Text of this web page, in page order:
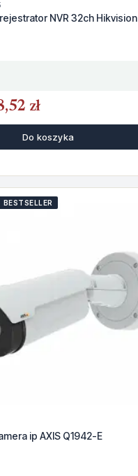
NVR 32ch Hikvision
zł
Do koszyka
BESTSELLER
ip AXIS Q1942-E